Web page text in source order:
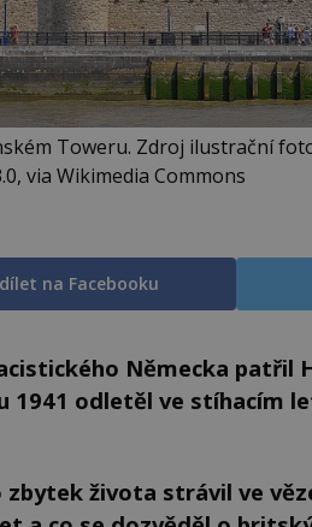
Toweru. Zdroj ilustrační
via Wikimedia Commons
na Facebooku
Německa patřil
1941 odletěl ve stíhacím
života strávil ve